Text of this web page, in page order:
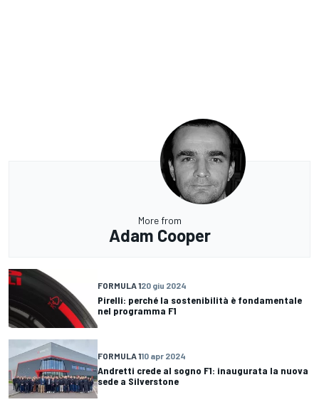
More from
Adam Cooper
FORMULA 120 giu 2024
Pirelli: perché la sostenibilità è fondamentale
nel programma F1
FORMULA 110 apr 2024
Andretti crede al sogno F1: inaugurata la nuova
sede a Silverstone